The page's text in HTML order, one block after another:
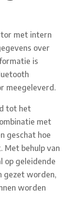
met intern
over
is
meegeleverd.
tot het
met
geschat hoe
Met behulp van
op geleidende
gezet worden,
worden